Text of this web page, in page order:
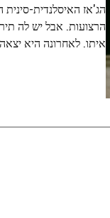
הרצועות. אבל יש לה
איתו. לאחרונה היא